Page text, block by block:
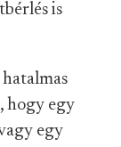
is
hogy egy
egy